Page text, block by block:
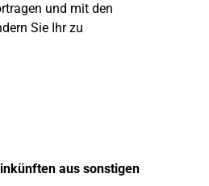
und mit den
Sie Ihr zu
aus sonstigen